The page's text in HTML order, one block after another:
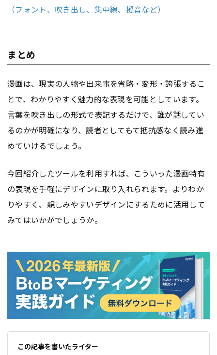
（フォント、吹き出し、集中線、擬音など）
まとめ
漫画は、現実の人物や出来事を省略・変形・誇張するこ
とで、わかりやすく魅力的な表現を可能としています。
言葉を吹き出しの形式で表記するだけで、誰が話してい
るのかが明確になり、読者としてもて抵抗感なく読み進
めていけるでしょう。
今回紹介したツールを利用すれば、こういった漫画特有
の表現を手軽にデザインに取り入れられます。よりわか
りやすく、親しみやすいデザインにするために活用して
みてはいかがでしょうか。
この記事を書いたライター